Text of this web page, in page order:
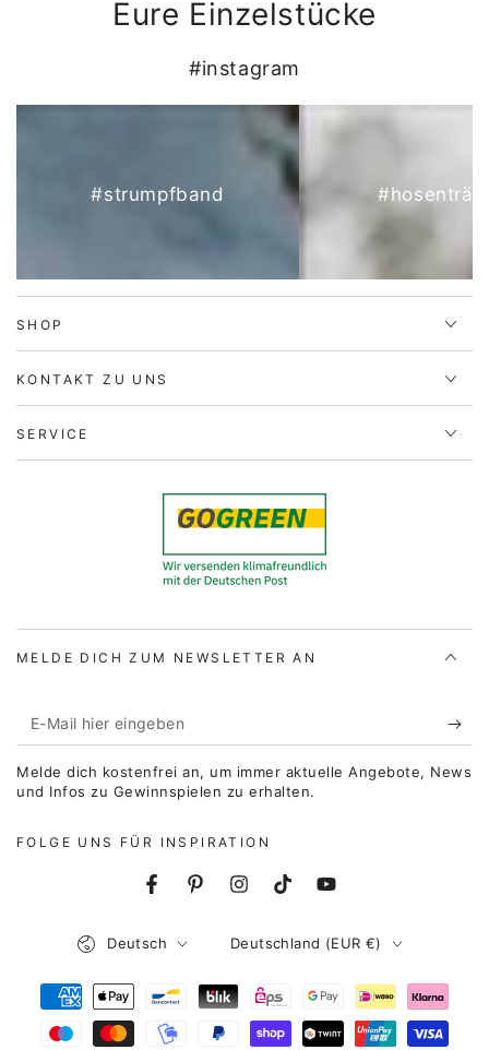
Eure Einzelstücke
#instagram
#strumpfband
SHOP
KONTAKT ZU UNS
SERVICE
MELDE DICH ZUM NEWSLETTER AN
E-
Mail
hier
Melde dich kostenfrei an, um immer aktuelle Angebote, News
und Infos zu Gewinnspielen zu erhalten.
FOLGE UNS FÜR INSPIRATION
FacebookPinterestInstagramTikTokYouTube
Deutsch Deutschland (EUR €)
Zahlungsmöglichkeiten